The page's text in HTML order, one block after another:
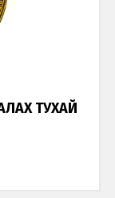
ТУХАЙ